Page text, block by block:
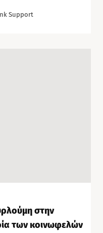
Support
στην
των κοινωφελών